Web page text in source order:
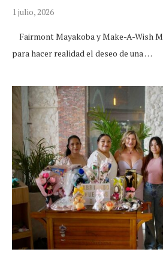
1 julio, 2026
Fairmont Mayakoba y Make-A-Wish
para hacer realidad el deseo de una …